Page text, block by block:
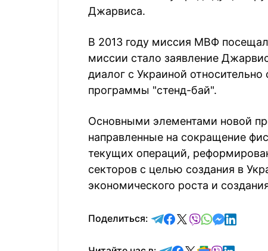
Джарвиса.
В 2013 году миссия МВФ
миссии стало заявление
диалог с Украиной
программы "стенд-бай".
Основными элементами новой
направленные на сокращение
текущих операций,
секторов с целью создания в
экономического роста и
Поделиться: отправить в Telegram
поделиться в
поделиться в X
отправить в
отправить